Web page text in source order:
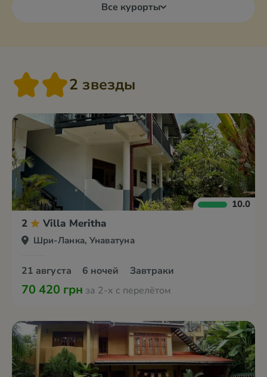
Все курорты
2 звезды
10.0
2 Villa Meritha
Шри-Ланка, Унаватуна
21 августа 6 ночей Завтраки
70 420 грн за 2-х с перелётом